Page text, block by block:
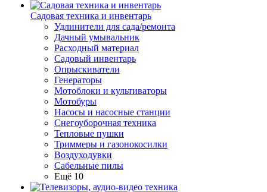
Садовая техника и инвентарь
Удлинители для сада/ремонта
Дачный умывальник
Расходный материал
Садовый инвентарь
Опрыскиватели
Генераторы
Мотоблоки и культиваторы
Мотобуры
Насосы и насосные станции
Снегоуборочная техника
Тепловые пушки
Триммеры и газонокосилки
Воздуходувки
Сабельные пилы
Ещё 10